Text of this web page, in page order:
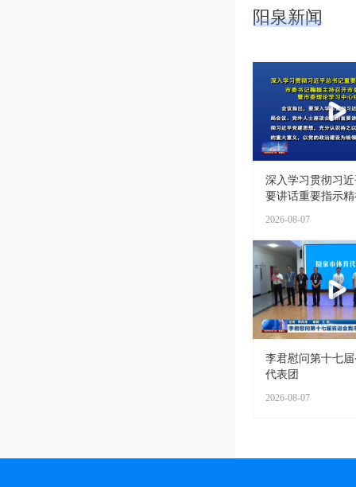
阳泉新闻
深入学习贯彻习
要讲话重要指示
2026-08-07
李君慰问第十七
代表团
2026-08-07